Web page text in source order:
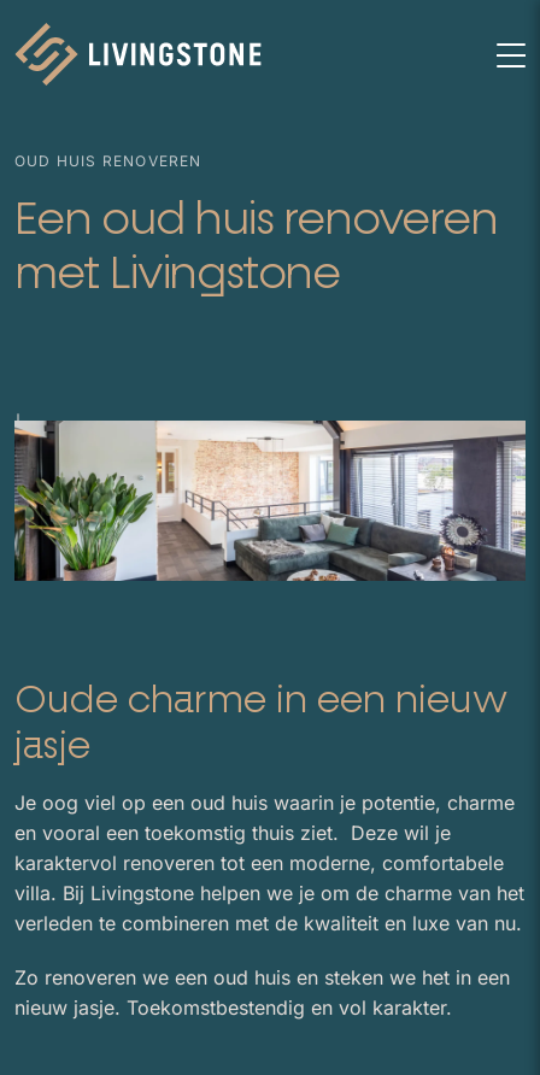
Homepage
OUD HUIS RENOVEREN
Een oud huis renoveren
met Livingstone
Oude charme in een nieuw
jasje
Je oog viel op een oud huis waarin je potentie, charme
en vooral een toekomstig thuis ziet. Deze wil je
karaktervol renoveren tot een moderne, comfortabele
villa. Bij Livingstone helpen we je om de charme van het
verleden te combineren met de kwaliteit en luxe van nu.
Zo renoveren we een oud huis en steken we het in een
nieuw jasje. Toekomstbestendig en vol karakter.